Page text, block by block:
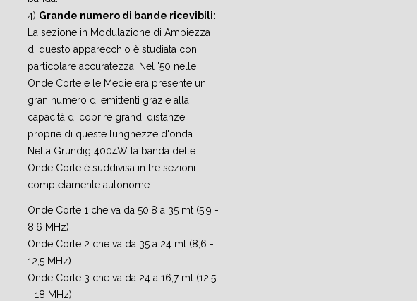
4) Grande numero di bande ricevibili:
La sezione in Modulazione di Ampiezza
di questo apparecchio è studiata con
particolare accuratezza. Nel '50 nelle
Onde Corte e le Medie era presente un
gran numero di emittenti grazie alla
capacità di coprire grandi distanze
proprie di queste lunghezze d'onda.
Nella Grundig 4004W la banda delle
Onde Corte è suddivisa in tre sezioni
completamente autonome.
Onde Corte 1 che va da 50,8 a 35 mt (5,9 -
8,6 MHz)
Onde Corte 2 che va da 35 a 24 mt (8,6 -
12,5 MHz)
Onde Corte 3 che va da 24 a 16,7 mt (12,5
- 18 MHz)